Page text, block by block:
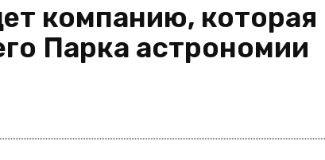
компанию, которая
Парка астрономии